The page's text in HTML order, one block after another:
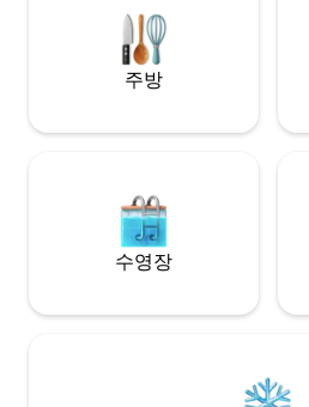
DSTV + 브라이가 있습니다.
주방
수영장